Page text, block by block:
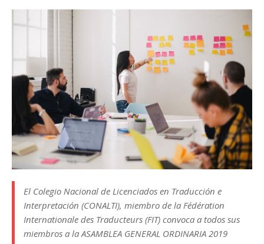
El Colegio Nacional de Licenciados en Traducción e
Interpretación (CONALTI), miembro de la Fédération
Internationale des Traducteurs (FIT) convoca a todos sus
miembros a la ASAMBLEA GENERAL ORDINARIA 2019